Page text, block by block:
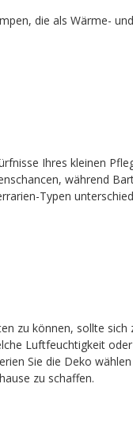
die als Wärme-
Ihres kleinen
während
Typen
zu können, sollte sich
Luftfeuchtigkeit
Sie die Deko
zu schaffen.